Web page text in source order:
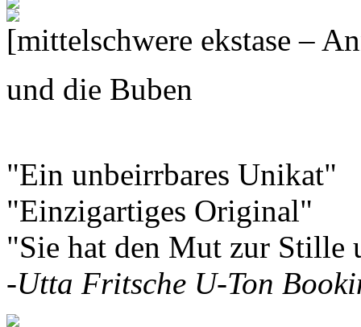
[mittelschwere ekstase –
und die Buben
"Ein unbeirrbares Unikat"
"Einzigartiges Original"
"Sie hat den Mut zur Stille
-Utta Fritsche U-Ton